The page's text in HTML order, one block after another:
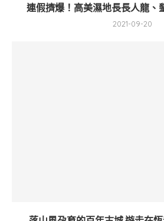
連假擠爆！高美濕地長長人龍、
2021-09-20